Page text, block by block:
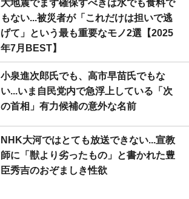
大地震でまず確保すべきは水でも食料で
もない...被災者が「これだけは担いで逃
げて」という最も重要なモノ2選【2025
年7月BEST】
小泉進次郎氏でも、高市早苗氏でもな
い...いま自民党内で急浮上している「次
の首相」有力候補の意外な名前
NHK大河ではとても放送できない...宣教
師に「獣より劣ったもの」と書かれた豊
臣秀吉のおぞましき性欲